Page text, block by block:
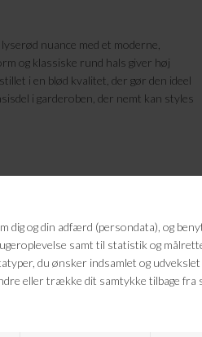
nuance med et moderne,
og klassiske rund hals giver høj
i en blød kvalitet, der gør den ideel
i garderoben, der nemt kan styles